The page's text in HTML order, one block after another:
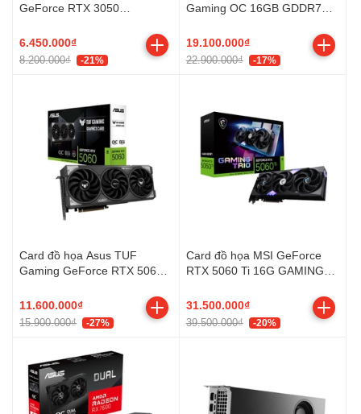
GeForce RTX 3050
(N3050WF2OCV2-8GD)
6.450.000₫
8.200.000₫ -21%
Gaming OC 16GB GDDR7
19.100.000₫
22.900.000₫ -17%
Card đồ họa Asus TUF
Gaming GeForce RTX 5060
11.600.000₫
15.900.000₫ -27%
Card đồ họa MSI GeForce
RTX 5060 Ti 16G GAMING
31.500.000₫
39.500.000₫ -20%